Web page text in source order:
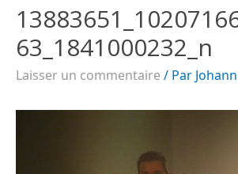
63_1841000232_n
Laisser un commentaire / Par Johann